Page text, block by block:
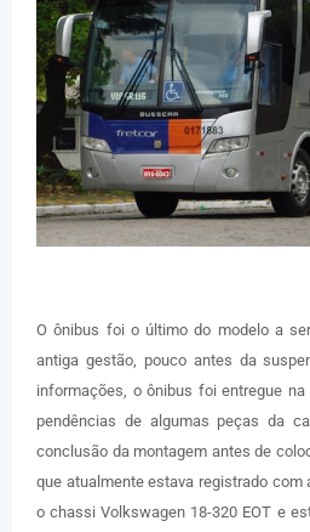
O ônibus foi o último do modelo a
antiga gestão, pouco antes da
informações, o ônibus foi entregue
pendências de algumas peças da
conclusão da montagem antes de
que atualmente estava registrado com
o chassi Volkswagen 18-320 EOT e